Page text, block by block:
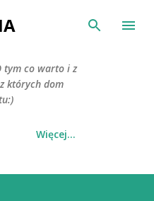
zawartości
tym co warto i z
których dom
Więcej…